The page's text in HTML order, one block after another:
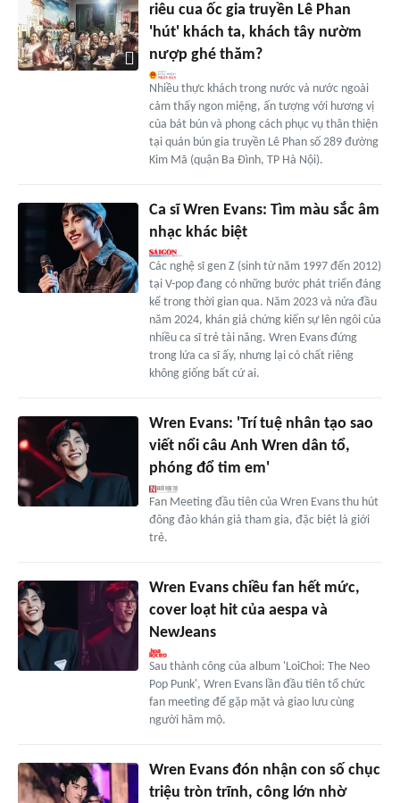
riêu cua ốc gia truyền Lê Phan
'hút' khách ta, khách tây nườm
nượp ghé thăm?
Nhiều thực khách trong nước và nước ngoài
cảm thấy ngon miệng, ấn tượng với hương vị
của bát bún và phong cách phục vụ thân thiện
tại quán bún gia truyền Lê Phan số 289 đường
Kim Mã (quận Ba Đình, TP Hà Nội).
Ca sĩ Wren Evans: Tìm màu sắc âm
nhạc khác biệt
Các nghệ sĩ gen Z (sinh từ năm 1997 đến 2012)
tại V-pop đang có những bước phát triển đáng
kể trong thời gian qua. Năm 2023 và nửa đầu
năm 2024, khán giả chứng kiến sự lên ngôi của
nhiều ca sĩ trẻ tài năng. Wren Evans đứng
trong lứa ca sĩ ấy, nhưng lại có chất riêng
không giống bất cứ ai.
Wren Evans: 'Trí tuệ nhân tạo sao
viết nổi câu Anh Wren dân tổ,
phóng đổ tim em'
Fan Meeting đầu tiên của Wren Evans thu hút
đông đảo khán giả tham gia, đặc biệt là giới
trẻ.
Wren Evans chiều fan hết mức,
cover loạt hit của aespa và
NewJeans
Sau thành công của album 'LoiChoi: The Neo
Pop Punk', Wren Evans lần đầu tiên tổ chức
fan meeting để gặp mặt và giao lưu cùng
người hâm mộ.
Wren Evans đón nhận con số chục
triệu tròn trĩnh, công lớn nhờ